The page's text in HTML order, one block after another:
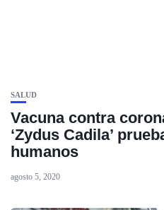
SALUD
Vacuna contra
‘Zydus Cadila’
humanos
agosto 5, 2020